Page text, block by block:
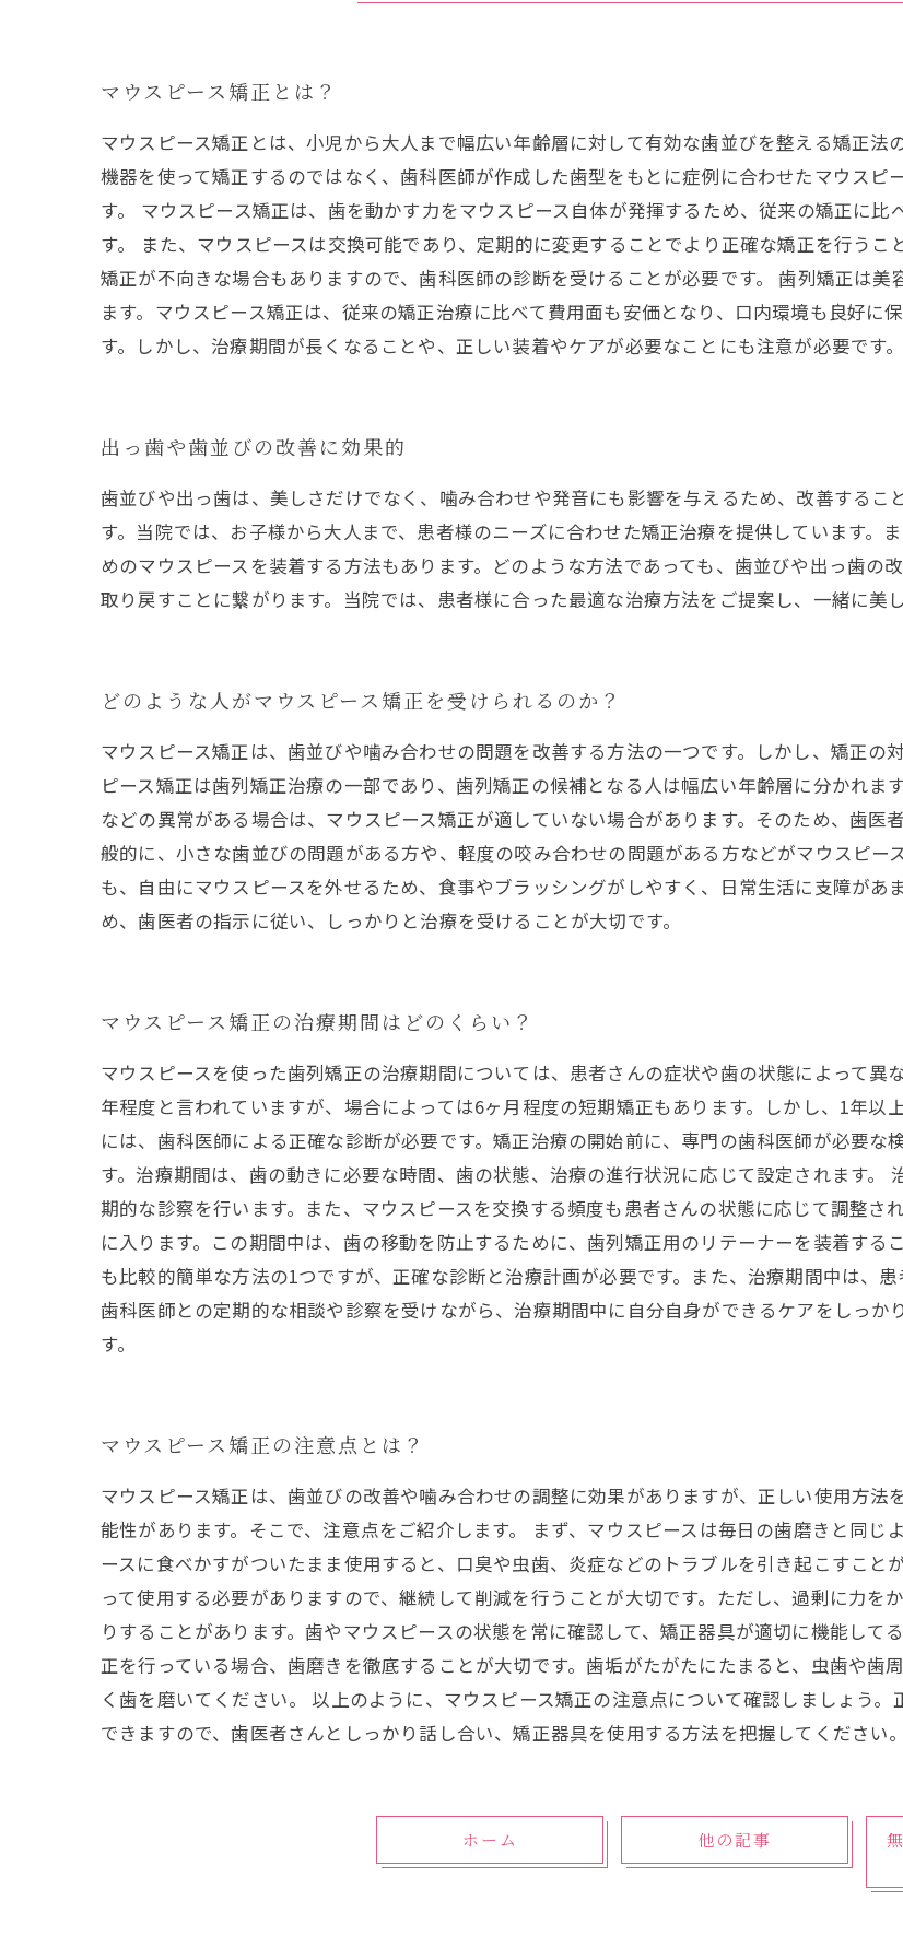
マウスピース矯正とは？
マウスピース矯正とは、小児から大人まで幅広い年齢層に対して有効な歯並びを整える矯正
機器を使って矯正するのではなく、歯科医師が作成した歯型をもとに症例に合わせたマウスピ
す。 マウスピース矯正は、歯を動かす力をマウスピース自体が発揮するため、従来の矯正に
す。 また、マウスピースは交換可能であり、定期的に変更することでより正確な矯正を行う
矯正が不向きな場合もありますので、歯科医師の診断を受けることが必要です。 歯列矯正は
ます。マウスピース矯正は、従来の矯正治療に比べて費用面も安価となり、口内環境も良好に
す。しかし、治療期間が長くなることや、正しい装着やケアが必要なことにも注意が必要です。
出っ歯や歯並びの改善に効果的
歯並びや出っ歯は、美しさだけでなく、噛み合わせや発音にも影響を与えるため、改善するこ
す。当院では、お子様から大人まで、患者様のニーズに合わせた矯正治療を提供しています。
めのマウスピースを装着する方法もあります。どのような方法であっても、歯並びや出っ歯の
取り戻すことに繋がります。当院では、患者様に合った最適な治療方法をご提案し、一緒に美
どのような人がマウスピース矯正を受けられるのか？
マウスピース矯正は、歯並びや噛み合わせの問題を改善する方法の一つです。しかし、矯正の
ピース矯正は歯列矯正治療の一部であり、歯列矯正の候補となる人は幅広い年齢層に分かれま
などの異常がある場合は、マウスピース矯正が適していない場合があります。そのため、歯医
般的に、小さな歯並びの問題がある方や、軽度の咬み合わせの問題がある方などがマウスピー
も、自由にマウスピースを外せるため、食事やブラッシングがしやすく、日常生活に支障が
め、歯医者の指示に従い、しっかりと治療を受けることが大切です。
マウスピース矯正の治療期間はどのくらい？
マウスピースを使った歯列矯正の治療期間については、患者さんの症状や歯の状態によって異
年程度と言われていますが、場合によっては6ヶ月程度の短期矯正もあります。しかし、1年
には、歯科医師による正確な診断が必要です。矯正治療の開始前に、専門の歯科医師が必要な
す。治療期間は、歯の動きに必要な時間、歯の状態、治療の進行状況に応じて設定されます。
期的な診察を行います。また、マウスピースを交換する頻度も患者さんの状態に応じて調整さ
に入ります。この期間中は、歯の移動を防止するために、歯列矯正用のリテーナーを装着する
も比較的簡単な方法の1つですが、正確な診断と治療計画が必要です。また、治療期間中は、
歯科医師との定期的な相談や診察を受けながら、治療期間中に自分自身ができるケアをしっ
す。
マウスピース矯正の注意点とは？
マウスピース矯正は、歯並びの改善や噛み合わせの調整に効果がありますが、正しい使用方
能性があります。そこで、注意点をご紹介します。 まず、マウスピースは毎日の歯磨きと同
ースに食べかすがついたまま使用すると、口臭や虫歯、炎症などのトラブルを引き起こすこと
って使用する必要がありますので、継続して削減を行うことが大切です。ただし、過剰に力を
りすることがあります。歯やマウスピースの状態を常に確認して、矯正器具が適切に機能して
正を行っている場合、歯磨きを徹底することが大切です。歯垢がたがたにたまると、虫歯や歯
く歯を磨いてください。 以上のように、マウスピース矯正の注意点について確認しましょう
できますので、歯医者さんとしっかり話し合い、矯正器具を使用する方法を把握してください。
ホーム 他の記事